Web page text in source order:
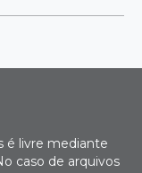
é livre mediante
caso de arquivos